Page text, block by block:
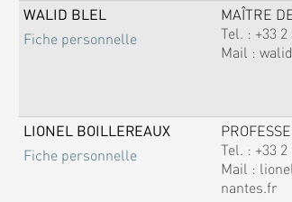
WALID BLEL
Fiche personnelle
MAÎTRE
Tel. : +33 2
Mail :
LIONEL BOILLEREAUX
Fiche personnelle
Tel. : +33 2
Mail :
nantes.fr